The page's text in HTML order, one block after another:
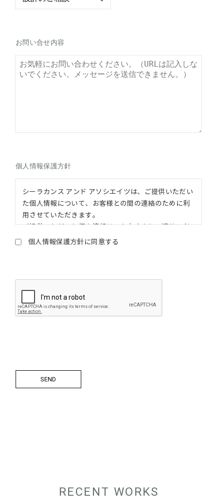
お問い合せ内容
個人情報保護方針
シーラカンス アンド アソシエイツは、ご提供いただい
た個人情報について、お客様との間の連絡のために利
用させていただきます。
ご提供いただいた個人情報は、お客さまとの連絡に必
要な範囲でのみ利用いたします。ご本人から承諾を得
個人情報保護方針に同意する
SEND
RECENT WORKS